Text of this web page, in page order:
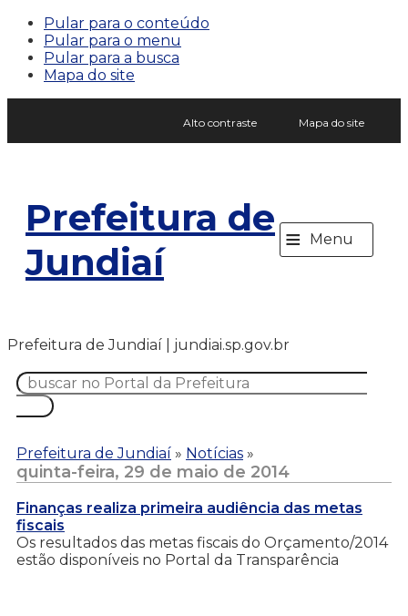
Pular para o conteúdo
Pular para o menu
Pular para a busca
Mapa do site
Alto contraste Mapa do site
Prefeitura de
Jundiaí
≡ Menu
Prefeitura de Jundiaí | jundiai.sp.gov.br
Prefeitura de Jundiaí » Notícias »
quinta-feira, 29 de maio de 2014
Finanças realiza primeira audiência das metas
fiscais
Os resultados das metas fiscais do Orçamento/2014
estão disponíveis no Portal da Transparência